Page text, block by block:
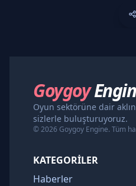
Goygoy
Oyun sektörüne dair
sizlerle buluşturuyoruz.
© 2026 Goygoy Engine. Tüm
KATEGORILER
Haberler